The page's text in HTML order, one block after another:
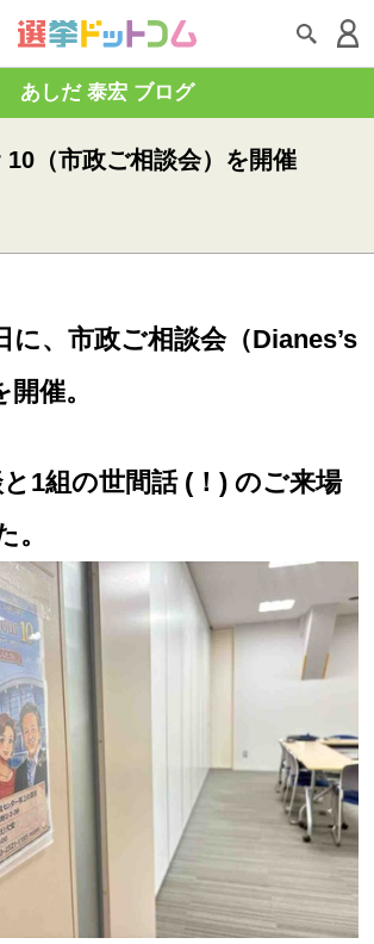
あしだ 泰宏 ブログ
10（市政ご相談会）を開催
に、市政ご相談会（Dianes’s
催。
1組の世間話 (！) のご来場
。